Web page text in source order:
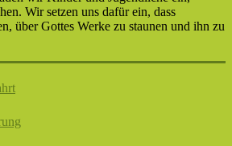
Wir setzen uns dafür ein, dass
über Gottes Werke zu staunen und ihn zu